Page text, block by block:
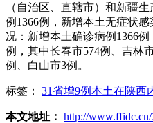
（自治区、直辖市）和新疆
例1366例，新增本土无症状
况：新增本土确诊病例1366
例，其中长春市574例、吉林
例、白山市3例。
标签： 31省增9例本土在陕西
本文地址： http://www.ffidc.cn/